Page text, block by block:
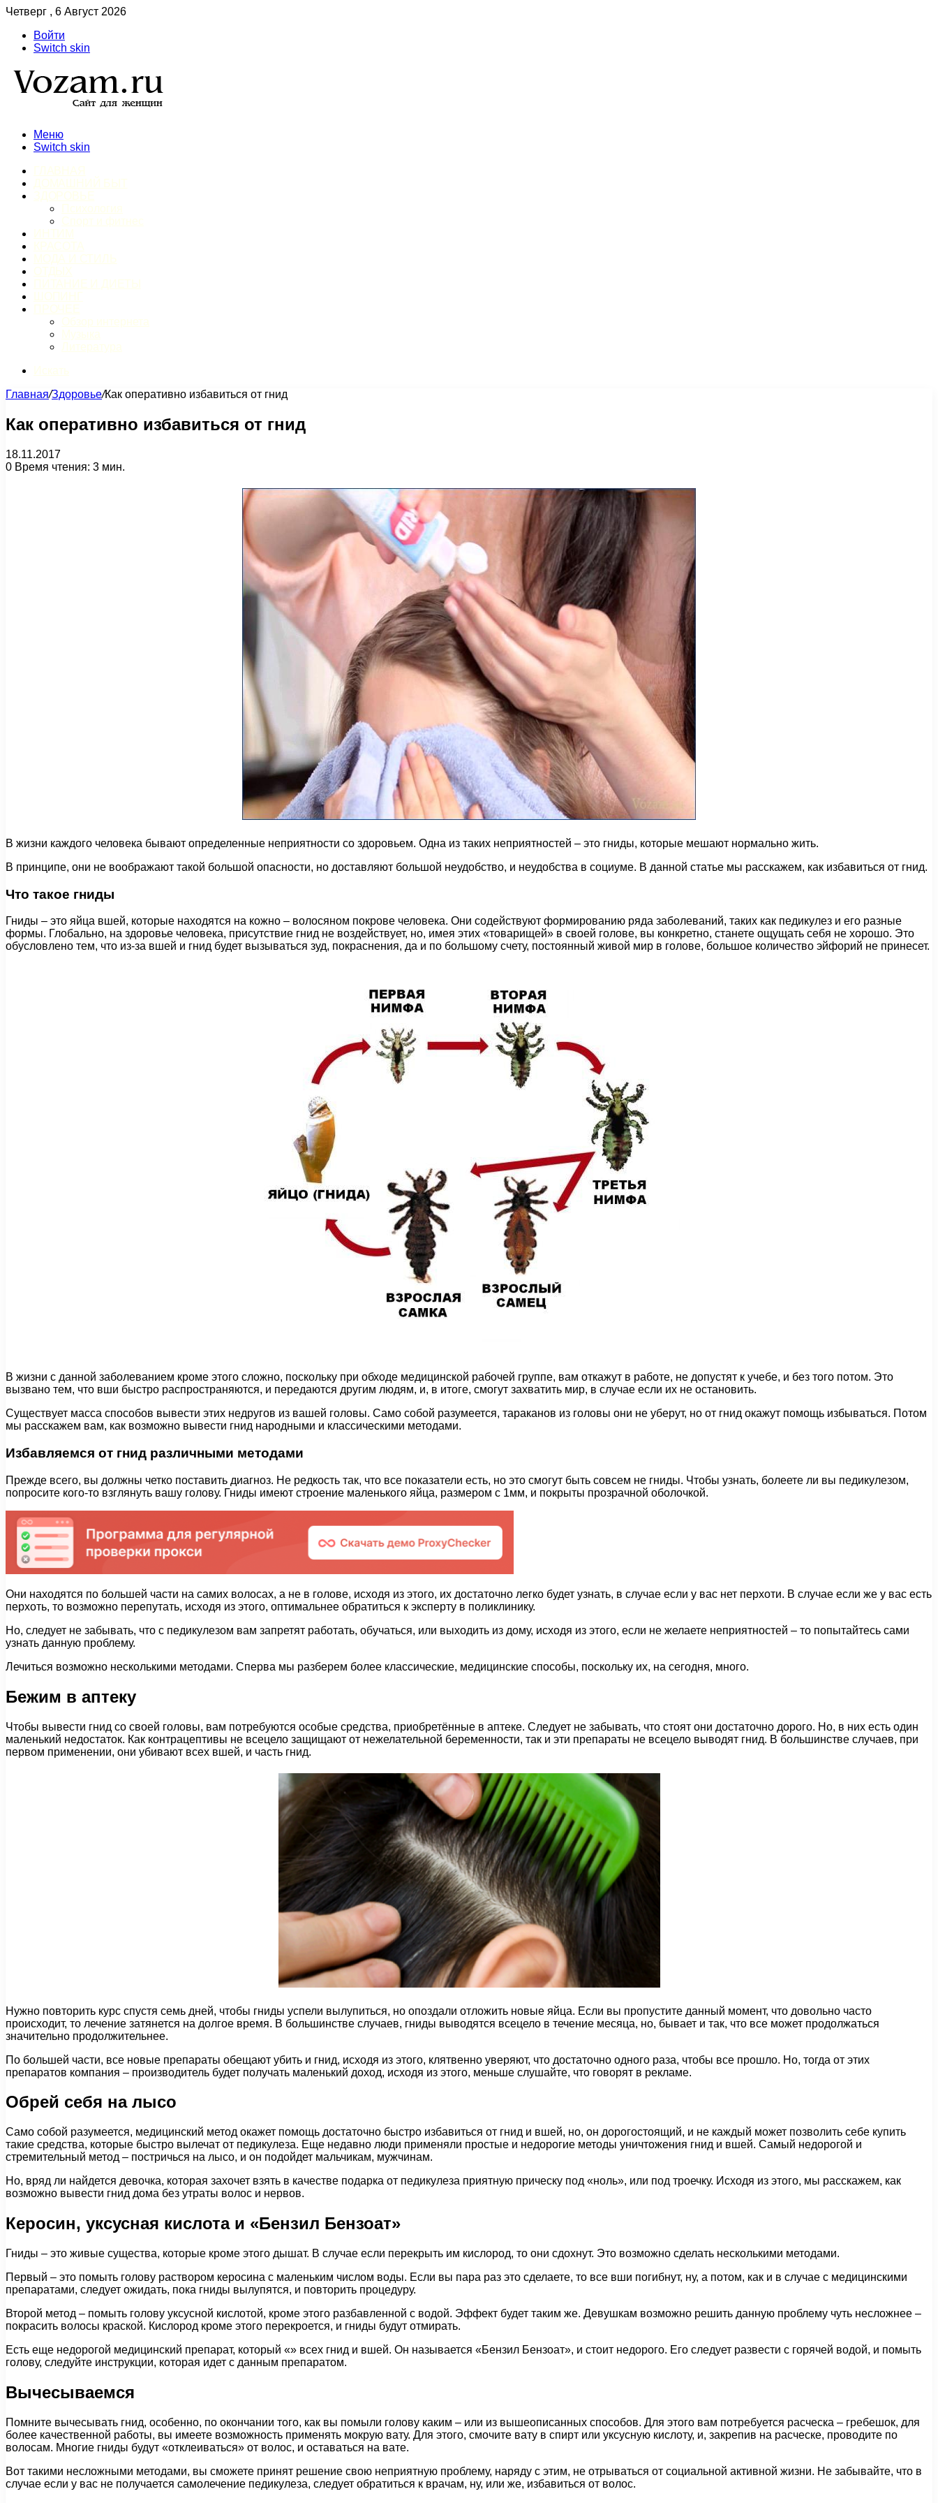
Четверг , 6 Август 2026
Войти
Switch skin
Меню
Switch skin
Главная/Здоровье/Как оперативно избавиться от гнид
Как оперативно избавиться от гнид
18.11.2017
0 Время чтения: 3 мин.
В жизни каждого человека бывают определенные неприятности со здоровьем. Одна из таких неприятностей – это гниды, которые мешают нормально жить.
В принципе, они не воображают такой большой опасности, но доставляют большой неудобство, и неудобства в социуме. В данной статье мы расскажем, как избавиться от гнид.
Что такое гниды
Гниды – это яйца вшей, которые находятся на кожно – волосяном покрове человека. Они содействуют формированию ряда заболеваний, таких как педикулез и его разные
формы. Глобально, на здоровье человека, присутствие гнид не воздействует, но, имея этих «товарищей» в своей голове, вы конкретно, станете ощущать себя не хорошо. Это
обусловлено тем, что из-за вшей и гнид будет вызываться зуд, покраснения, да и по большому счету, постоянный живой мир в голове, большое количество эйфорий не принесет.
В жизни с данной заболеванием кроме этого сложно, поскольку при обходе медицинской рабочей группе, вам откажут в работе, не допустят к учебе, и без того потом. Это
вызвано тем, что вши быстро распространяются, и передаются другим людям, и, в итоге, смогут захватить мир, в случае если их не остановить.
Существует масса способов вывести этих недругов из вашей головы. Само собой разумеется, тараканов из головы они не уберут, но от гнид окажут помощь избываться. Потом
мы расскажем вам, как возможно вывести гнид народными и классическими методами.
Избавляемся от гнид различными методами
Прежде всего, вы должны четко поставить диагноз. Не редкость так, что все показатели есть, но это смогут быть совсем не гниды. Чтобы узнать, болеете ли вы педикулезом,
попросите кого-то взглянуть вашу голову. Гниды имеют строение маленького яйца, размером с 1мм, и покрыты прозрачной оболочкой.
Они находятся по большей части на самих волосах, а не в голове, исходя из этого, их достаточно легко будет узнать, в случае если у вас нет перхоти. В случае если же у вас есть
перхоть, то возможно перепутать, исходя из этого, оптимальнее обратиться к эксперту в поликлинику.
Но, следует не забывать, что с педикулезом вам запретят работать, обучаться, или выходить из дому, исходя из этого, если не желаете неприятностей – то попытайтесь сами
узнать данную проблему.
Лечиться возможно несколькими методами. Сперва мы разберем более классические, медицинские способы, поскольку их, на сегодня, много.
Бежим в аптеку
Чтобы вывести гнид со своей головы, вам потребуются особые средства, приобретённые в аптеке. Следует не забывать, что стоят они достаточно дорого. Но, в них есть один
маленький недостаток. Как контрацептивы не всецело защищают от нежелательной беременности, так и эти препараты не всецело выводят гнид. В большинстве случаев, при
первом применении, они убивают всех вшей, и часть гнид.
Нужно повторить курс спустя семь дней, чтобы гниды успели вылупиться, но опоздали отложить новые яйца. Если вы пропустите данный момент, что довольно часто
происходит, то лечение затянется на долгое время. В большинстве случаев, гниды выводятся всецело в течение месяца, но, бывает и так, что все может продолжаться
значительно продолжительнее.
По большей части, все новые препараты обещают убить и гнид, исходя из этого, клятвенно уверяют, что достаточно одного раза, чтобы все прошло. Но, тогда от этих
препаратов компания – производитель будет получать маленький доход, исходя из этого, меньше слушайте, что говорят в рекламе.
Обрей себя на лысо
Само собой разумеется, медицинский метод окажет помощь достаточно быстро избавиться от гнид и вшей, но, он дорогостоящий, и не каждый может позволить себе купить
такие средства, которые быстро вылечат от педикулеза. Еще недавно люди применяли простые и недорогие методы уничтожения гнид и вшей. Самый недорогой и
стремительный метод – постричься на лысо, и он подойдет мальчикам, мужчинам.
Но, вряд ли найдется девочка, которая захочет взять в качестве подарка от педикулеза приятную прическу под «ноль», или под троечку. Исходя из этого, мы расскажем, как
возможно вывести гнид дома без утраты волос и нервов.
Керосин, уксусная кислота и «Бензил Бензоат»
Гниды – это живые существа, которые кроме этого дышат. В случае если перекрыть им кислород, то они сдохнут. Это возможно сделать несколькими методами.
Первый – это помыть голову раствором керосина с маленьким числом воды. Если вы пара раз это сделаете, то все вши погибнут, ну, а потом, как и в случае с медицинскими
препаратами, следует ожидать, пока гниды вылупятся, и повторить процедуру.
Второй метод – помыть голову уксусной кислотой, кроме этого разбавленной с водой. Эффект будет таким же. Девушкам возможно решить данную проблему чуть несложнее –
покрасить волосы краской. Кислород кроме этого перекроется, и гниды будут отмирать.
Есть еще недорогой медицинский препарат, который «» всех гнид и вшей. Он называется «Бензил Бензоат», и стоит недорого. Его следует развести с горячей водой, и помыть
голову, следуйте инструкции, которая идет с данным препаратом.
Вычесываемся
Помните вычесывать гнид, особенно, по окончании того, как вы помыли голову каким – или из вышеописанных способов. Для этого вам потребуется расческа – гребешок, для
более качественной работы, вы имеете возможность применять мокрую вату. Для этого, смочите вату в спирт или уксусную кислоту, и, закрепив на расческе, проводите по
волосам. Многие гниды будут «отклеиваться» от волос, и оставаться на вате.
Вот такими несложными методами, вы сможете принят решение свою неприятную проблему, наряду с этим, не отрываться от социальной активной жизни. Не забывайте, что в
случае если у вас не получается самолечение педикулеза, следует обратиться к врачам, ну, или же, избавиться от волос.